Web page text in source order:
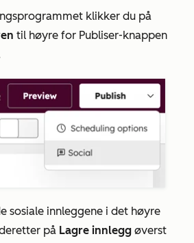
klikker du på
til høyre for Publiser-knappen
sosiale innleggene i det høyre
på Lagre innlegg øverst